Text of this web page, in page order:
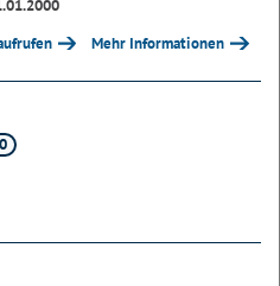
Mehr Informationen